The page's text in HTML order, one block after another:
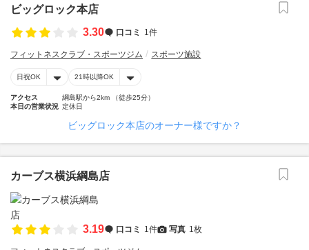
ビッグロック本店
3.30
口コミ 1件
フィットネスクラブ・スポーツジム スポーツ施設
日祝OK 21時以降OK
アクセス
綱島駅から2km （徒歩25分）
本日の営業状況 定休日
ビッグロック本店のオーナー様ですか？
カーブス横浜綱島店
3.19 口コミ 1件 写真 1枚